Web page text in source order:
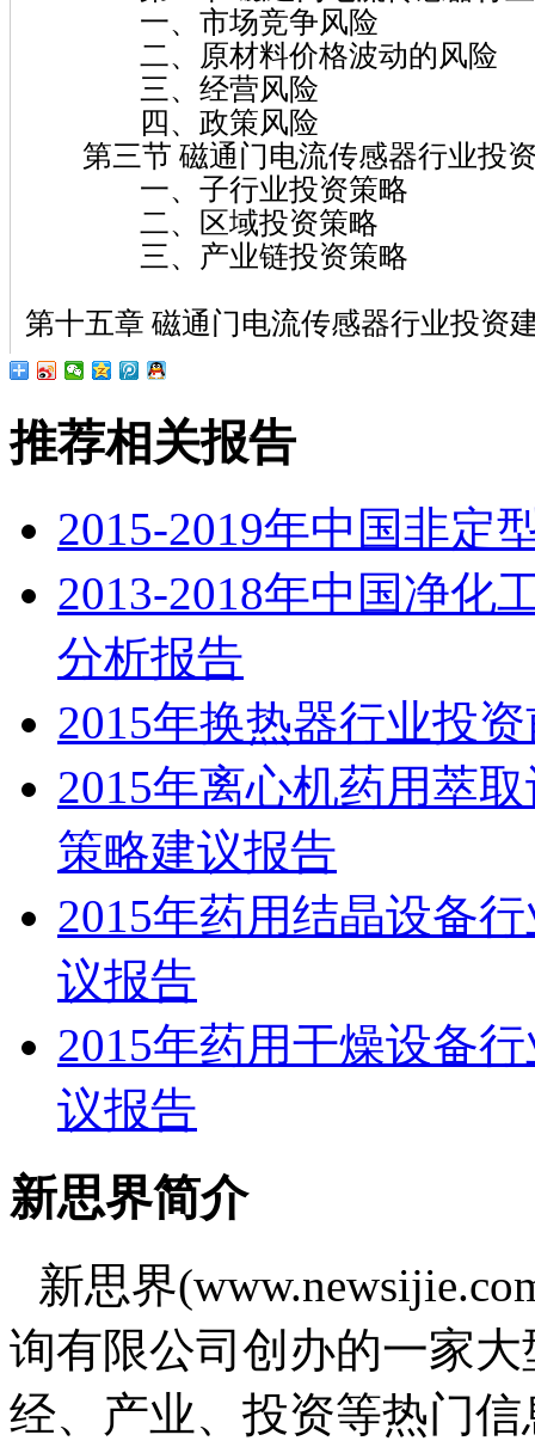
一、市场竞争风险
二、原材料价格波动的风险
三、经营风险
四、政策风险
第三节 磁通门电流传感器行业投
一、子行业投资策略
二、区域投资策略
三、产业链投资策略
第十五章 磁通门电流传感器行业投资
推荐相关报告
2015-2019年中国非定
2013-2018年中国净化
分析报告
2015年换热器行业投
2015年离心机药用萃
策略建议报告
2015年药用结晶设备
议报告
2015年药用干燥设备
议报告
新思界简介
新思界
询有限公司创办的一家
经、产业、投资等热门